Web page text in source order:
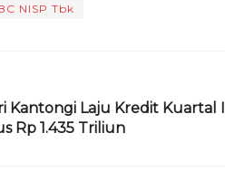
NISP Tbk
Kantongi Laju Kredit Kuartal I
Rp 1.435 Triliun